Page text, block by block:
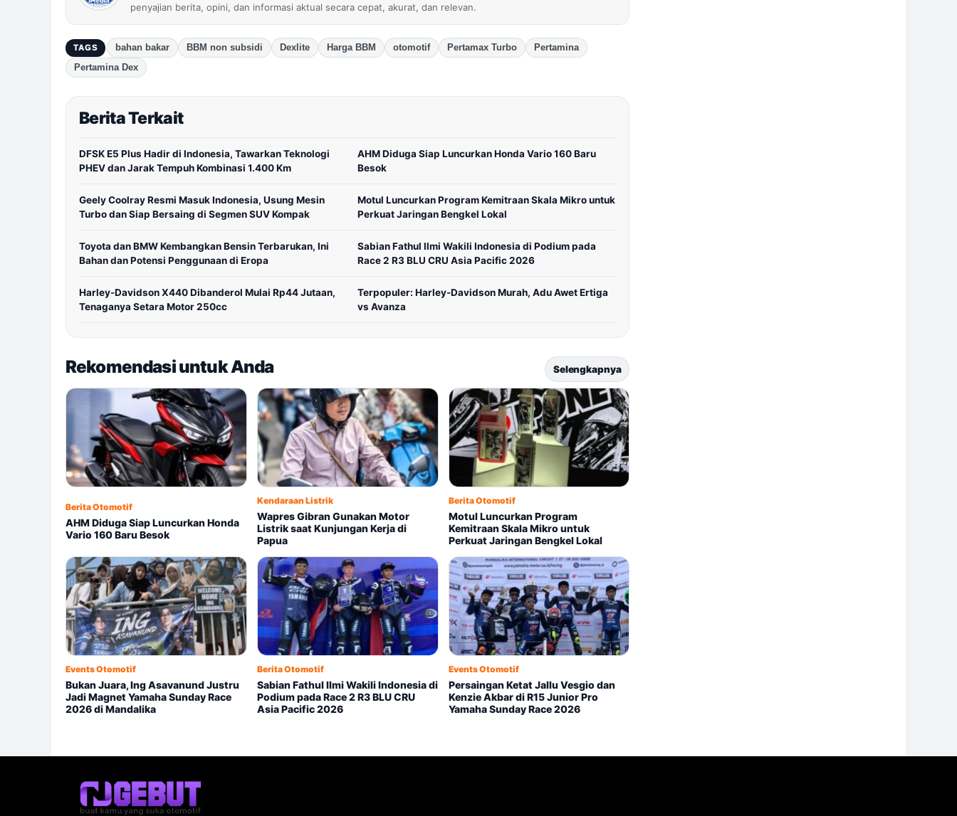
penyajian berita, opini, dan informasi aktual secara cepat, akurat, dan relevan.
TAGS bahan bakar BBM non subsidi Dexlite Harga BBM otomotif Pertamax Turbo
Pertamina
Pertamina Dex
Berita Terkait
DFSK E5 Plus Hadir di Indonesia, Tawarkan Teknologi
PHEV dan Jarak Tempuh Kombinasi 1.400 Km
AHM Diduga Siap Luncurkan Honda Vario 160 Baru
Besok
Geely Coolray Resmi Masuk Indonesia, Usung Mesin
Turbo dan Siap Bersaing di Segmen SUV Kompak
Motul Luncurkan Program Kemitraan Skala Mikro untuk
Perkuat Jaringan Bengkel Lokal
Toyota dan BMW Kembangkan Bensin Terbarukan, Ini
Bahan dan Potensi Penggunaan di Eropa
Sabian Fathul Ilmi Wakili Indonesia di Podium pada
Race 2 R3 BLU CRU Asia Pacific 2026
Harley-Davidson X440 Dibanderol Mulai Rp44 Jutaan,
Tenaganya Setara Motor 250cc
Terpopuler: Harley-Davidson Murah, Adu Awet Ertiga
vs Avanza
Rekomendasi untuk Anda Selengkapnya
Berita Otomotif
AHM Diduga Siap Luncurkan Honda
Vario 160 Baru Besok
Kendaraan Listrik
Wapres Gibran Gunakan Motor
Listrik saat Kunjungan Kerja di
Papua
Berita Otomotif
Motul Luncurkan Program
Kemitraan Skala Mikro untuk
Perkuat Jaringan Bengkel Lokal
Events Otomotif
Bukan Juara, Ing Asavanund Justru
Jadi Magnet Yamaha Sunday Race
2026 di Mandalika
Berita Otomotif
Sabian Fathul Ilmi Wakili Indonesia di
Podium pada Race 2 R3 BLU CRU
Asia Pacific 2026
Events Otomotif
Persaingan Ketat Jallu Vesgio dan
Kenzie Akbar di R15 Junior Pro
Yamaha Sunday Race 2026